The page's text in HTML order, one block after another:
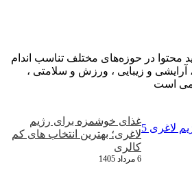
تولید محتوا در حوزه‌های مختلف تناسب اندام
و زیبایی ، ورزش و سلامتی ،
است
غذای خوشمزه برای رژیم
لاغری؛ بهترین انتخاب‌ های کم‌
کالری
6 مرداد 1405